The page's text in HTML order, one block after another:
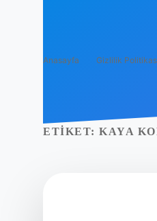
Anasayfa Gizlilik
ETIKET: KAYA